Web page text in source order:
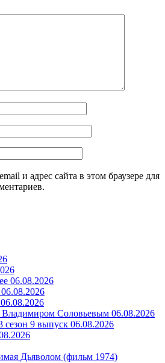
и адрес сайта в этом браузере для
06.08.2026
Соловьевым 06.08.2026
сезон 9 выпуск 06.08.2026
Дьяволом (фильм 1974)